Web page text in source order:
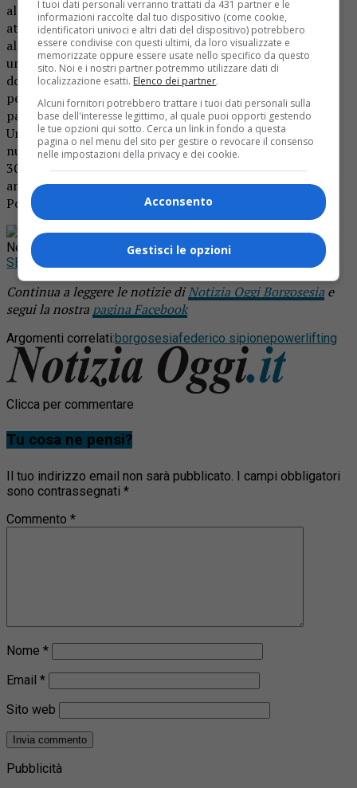
all’inglese che lo detiene attualmente e che sarà tra i 300
atleti che gareggeranno in Ungheria. Io arrivo
all’appuntamento, sempre nella categoria -100 chili, con
un peso un po’ superiore rispetto alle precedenti gare,
dov’ero 92 chili, mentre attualmente sono 98. Questo
perché sono reduce da un programma di allenamenti
particolarmente intensi». Ai campionati europei in
Ungheria prevista una partecipazione qualificata e
numericamente importante: gli iscritti infatti sono oltre
300 e arriveranno, oltre che dall’Italia e dall’Inghilterra,
anche da Moldavia, Finlandia, Azerbajan, Germania,
Portogallo, Svezia, Polonia.
Rimani aggiornato seguendoci su Google
News!
SEGUICI
Continua a leggere le notizie diNotizia Oggi Borgosesia e
segui la nostra pagina Facebook
Argomenti correlati:borgosesiafederico sipionepowerlifting
Clicca per commentare
Tu cosa ne pensi?
Il tuo indirizzo email non sarà pubblicato.
I campi obbligatori
sono contrassegnati *
Commento *
Nome *
Email *
Sito web
Pubblicità
I tuoi dati personali verranno trattati da 431 partner e le
informazioni raccolte dal tuo dispositivo (come cookie,
identificatori univoci e altri dati del dispositivo) potrebbero
essere condivise con questi ultimi, da loro visualizzate e
memorizzate oppure essere usate nello specifico da questo
sito. Noi e i nostri partner potremmo utilizzare dati di
localizzazione esatti. Elenco dei partner.
Alcuni fornitori potrebbero trattare i tuoi dati personali sulla
base dell'interesse legittimo, al quale puoi opporti gestendo
le tue opzioni qui sotto. Cerca un link in fondo a questa
pagina o nel menu del sito per gestire o revocare il consenso
nelle impostazioni della privacy e dei cookie.
Acconsento
Gestisci le opzioni